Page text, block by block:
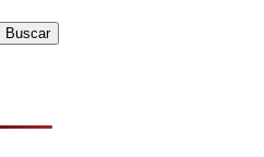
Buscar